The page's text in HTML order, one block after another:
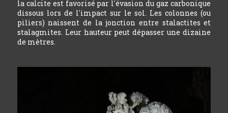
la calcite est favorisé par l'évasion du gaz carbonique
dissous lors de l'impact sur le sol. Les colonnes (ou
piliers) naissent de la jonction entre stalactites et
stalagmites. Leur hauteur peut dépasser une dizaine
de mètres.